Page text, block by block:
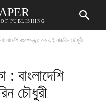
PUBLISHING
বংশোদ্ভূত কে এই নাজরিন চৌধুরী
বাংলাদেশি
চৌধুরী